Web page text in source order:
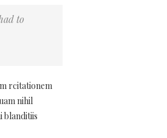
to
rcitationem
nihil
blanditiis